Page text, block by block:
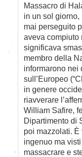
Massacro di
in un sol
mai perseguito
aveva compiuto
significava
membro della
informarono nei
sull’Europeo
in genere
riavverare
William Safire,
Dipartimento di
poi mazzolati.
ingenuo ma
massacrare e